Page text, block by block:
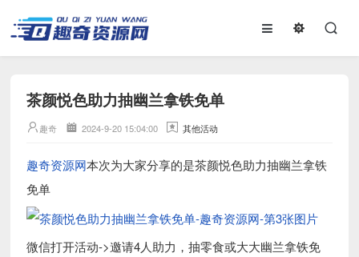
茶颜悦色助力抽幽兰拿铁免单
趣奇 2024-9-20 15:04:00 其他活动
趣奇资源网本次为大家分享的是茶颜悦色助力抽幽兰拿铁
免单
微信打开活动->邀请4人助力，抽零食或大大幽兰拿铁免